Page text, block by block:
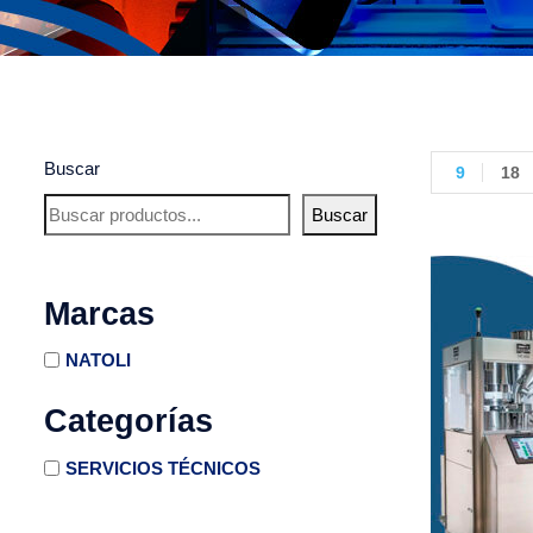
Buscar
Buscar
Marcas
NATOLI
Categorías
SERVICIOS TÉCNICOS
9 18